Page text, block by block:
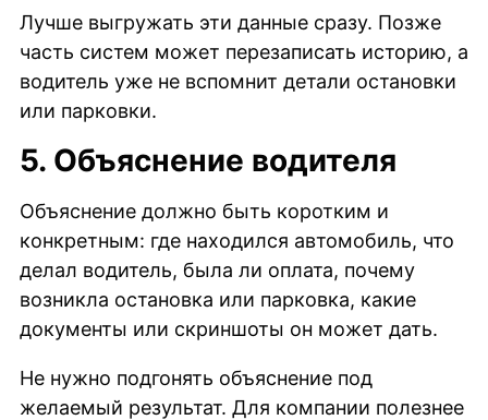
Лучше выгружать эти данные сразу. Позже
часть систем может перезаписать историю, а
водитель уже не вспомнит детали остановки
или парковки.
5. Объяснение водителя
Объяснение должно быть коротким и
конкретным: где находился автомобиль, что
делал водитель, была ли оплата, почему
возникла остановка или парковка, какие
документы или скриншоты он может дать.
Не нужно подгонять объяснение под
желаемый результат. Для компании полезнее